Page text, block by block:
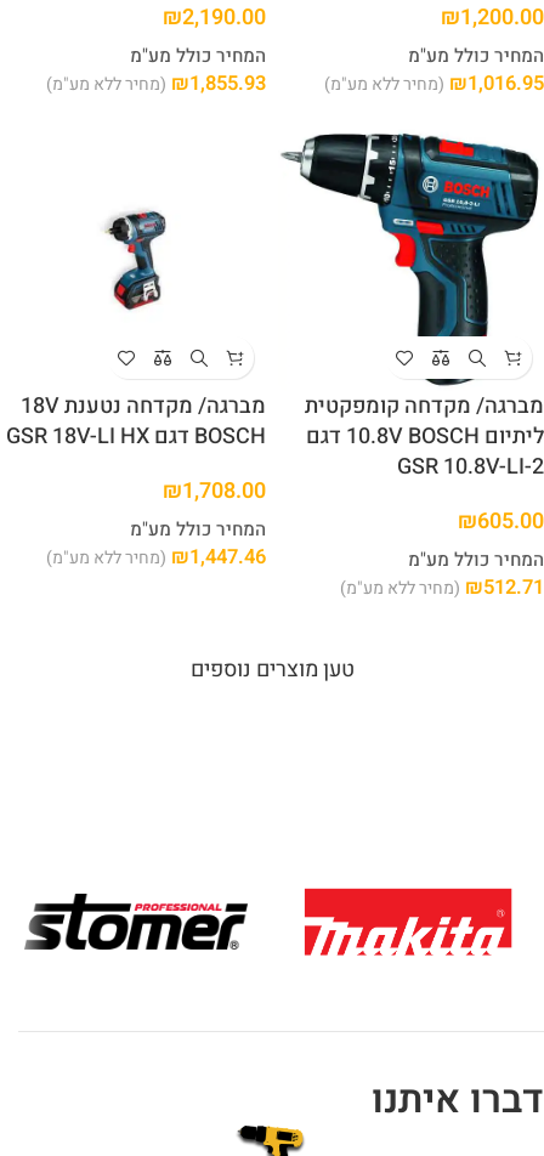
₪1,200.00
המחיר כולל מע"מ
₪1,016.95 (מחיר ללא מע"מ)
₪2,190.00
המחיר כולל מע"מ
₪1,855.93 (מחיר ללא מע"מ)
מברגה/ מקדחה קומפקטית
ליתיום 10.8V BOSCH דגם
GSR 10.8V-LI-2
₪605.00
המחיר כולל מע"מ
₪512.71 (מחיר ללא מע"מ)
מברגה/ מקדחה נטענת 18V
BOSCH דגם GSR 18V-LI HX
₪1,708.00
המחיר כולל מע"מ
₪1,447.46 (מחיר ללא מע"מ)
טען מוצרים נוספים
דברו איתנו